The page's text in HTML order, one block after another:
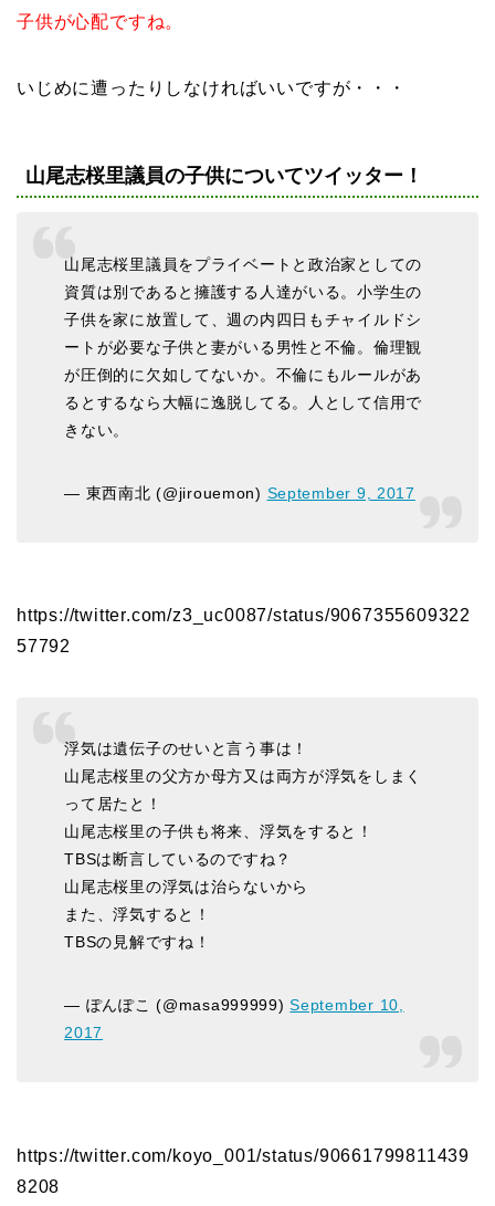
子供が心配ですね。
いじめに遭ったりしなければいいですが・・・
山尾志桜里議員の子供についてツイッター！
山尾志桜里議員をプライベートと政治家としての
資質は別であると擁護する人達がいる。小学生の
子供を家に放置して、週の内四日もチャイルドシ
ートが必要な子供と妻がいる男性と不倫。倫理観
が圧倒的に欠如してないか。不倫にもルールがあ
るとするなら大幅に逸脱してる。人として信用で
きない。
— 東西南北 (@jirouemon) September 9, 2017
https://twitter.com/z3_uc0087/status/9067355609322
57792
浮気は遺伝子のせいと言う事は！
山尾志桜里の父方か母方又は両方が浮気をしまく
って居たと！
山尾志桜里の子供も将来、浮気をすると！
TBSは断言しているのですね？
山尾志桜里の浮気は治らないから
また、浮気すると！
TBSの見解ですね！
— ぽんぽこ (@masa999999)September 10,
2017
https://twitter.com/koyo_001/status/90661799811439
8208